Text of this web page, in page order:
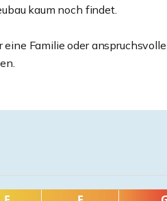
kaum noch findet.
Familie oder anspruchsvolle